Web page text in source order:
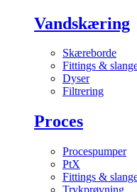
Vandskæring
Skæreborde
Fittings &
Dyser
Filtrering
Proces
Procespumper
PtX
Fittings &